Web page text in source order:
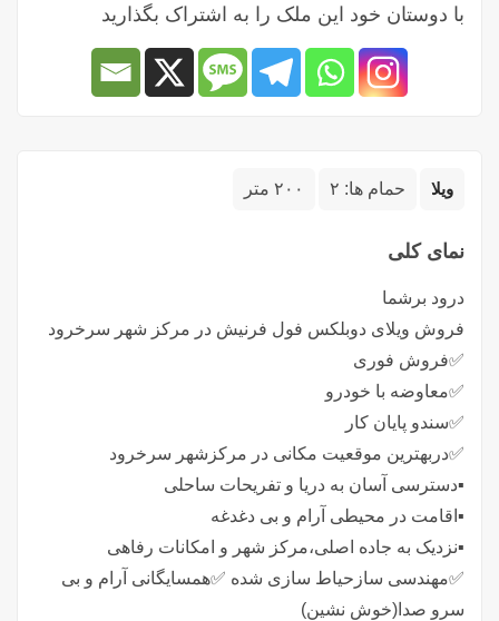
ویلا حمام ها: ۲ ۲۰۰ متر
نمای کلی
درود برشما
فروش ویلای دوبلکس فول فرنیش در مرکز شهر سرخرود
✅️فروش فوری
✅️معاوضه با خودرو
✅️سندو پایان کار
✅️دربهترین موقعیت مکانی در مرکزشهر سرخرود
▪️دسترسی آسان به دریا و تفریحات ساحلی
▪️اقامت در محیطی آرام و بی دغدغه
▪️نزدیک به جاده اصلی،مرکز شهر و امکانات رفاهی
✅️مهندسی سازحیاط سازی شده ✅️همسایگانی آرام و بی
سرو صدا(خوش نشین)
با دوستان خود این ملک را به اشتراک بگذارید